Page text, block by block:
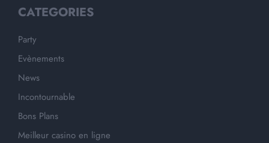
CATEGORIES
Party
Evènements
News
Incontournable
Bons Plans
Meilleur casino en ligne